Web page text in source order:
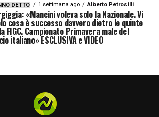
DETTO 1 settimana ago Alberto Petrosilli
«Mancini voleva solo la Nazionale. Vi
cosa è successo davvero dietro le quinte
FIGC. Campionato Primavera male del
italiano» ESCLUSIVA e VIDEO